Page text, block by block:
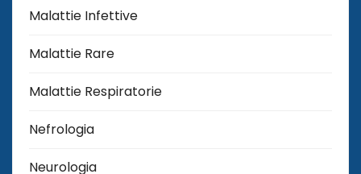
Malattie Infettive
Malattie Rare
Malattie Respiratorie
Nefrologia
Neurologia